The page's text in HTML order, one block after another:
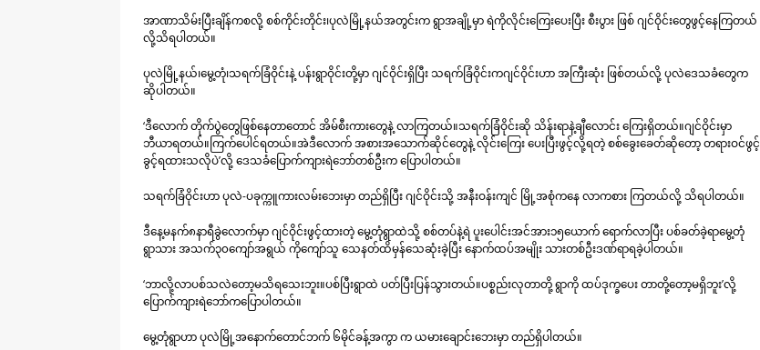
အာဏာသိမ်းပြီးချိန်ကစလို့ စစ်ကိုင်းတိုင်း၊ပုလဲမြို့နယ်အတွင်းက ရွာအချို့မှာ ရဲကိုလိုင်းကြေးပေးပြီး စီးပွား ဖြစ် ဂျင်ဝိုင်းတွေဖွင့်နေကြတယ်
လို့သိရပါတယ်။
ပုလဲမြို့နယ်၊မွေ့တုံ၊သရက်ခြံဝိုင်းနဲ့ ပန်းရွာဝိုင်းတို့မှာ ဂျင်ဝိုင်းရှိပြီး သရက်ခြံဝိုင်းကဂျင်ဝိုင်းဟာ အကြီးဆုံး ဖြစ်တယ်လို့ ပုလဲဒေသခံတွေက
ဆိုပါတယ်။
‘ဒီလောက် တိုက်ပွဲတွေဖြစ်နေတာတောင် အိမ်စီးကားတွေနဲ့ လာကြတယ်။သရက်ခြံဝိုင်းဆို သိန်းရာနဲ့ချီလောင်း ကြေးရှိတယ်။ဂျင်ဝိုင်းမှာ
ဘီယာရတယ်။ကြက်ပေါင်ရတယ်။အဲဒီလောက် အစားအသောက်ဆိုင်တွေနဲ့ လိုင်းကြေး ပေးပြီးဖွင့်လို့ရတဲ့ စစ်ခွေးခေတ်ဆိုတော့ တရားဝင်ဖွင့်
ခွင့်ရထားသလိုပဲ’လို့ ဒေသခံပြောက်ကျားရဲဘော်တစ်ဦးက ပြောပါတယ်။
သရက်ခြံဝိုင်းဟာ ပုလဲ-ပခုက္ကူကားလမ်းဘေးမှာ တည်ရှိပြီး ဂျင်ဝိုင်းသို့ အနီးဝန်းကျင် မြို့အစုံကနေ လာကစား ကြတယ်လို့ သိရပါတယ်။
ဒီနေ့မနက်၈နာရီခွဲလောက်မှာ ဂျင်ဝိုင်းဖွင့်ထားတဲ့ မွေ့တုံရွာထဲသို့ စစ်တပ်နဲ့ရဲ ပူးပေါင်းအင်အား၁၅ယောက် ရောက်လာပြီး ပစ်ခတ်ခဲ့ရာမွေ့တုံ
ရွာသား အသက်၃၀ကျော်အရွယ် ကိုကျော်သူ သေနတ်ထိမှန်သေဆုံးခဲ့ပြီး နောက်ထပ်အမျိုး သားတစ်ဦးဒဏ်ရာရခဲ့ပါတယ်။
‘ဘာလို့လာပစ်သလဲတော့မသိရသေးဘူး။ပစ်ပြီးရွာထဲ ပတ်ပြီးပြန်သွားတယ်။ပစ္စည်းလုတာတို့ ရွာကို ထပ်ဒုက္ခပေး တာတို့တော့မရှိဘူး’လို့
ပြောက်ကျားရဲဘော်ကပြောပါတယ်။
မွေ့တုံရွာဟာ ပုလဲမြို့အနောက်တောင်ဘက် ၆မိုင်ခန့်အကွာ က ယမားချောင်းဘေးမှာ တည်ရှိပါတယ်။